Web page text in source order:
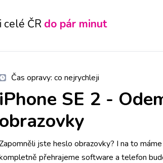
celé ČR do pár minut
Čas opravy: co nejrychleji
iPhone SE 2 -
obrazovky
jste heslo obrazovky? I na to
přehrajeme software a telefon